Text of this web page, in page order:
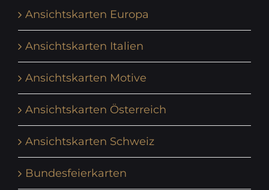
Ansichtskarten Europa
Ansichtskarten Italien
Ansichtskarten Motive
Ansichtskarten Österreich
Ansichtskarten Schweiz
Bundesfeierkarten